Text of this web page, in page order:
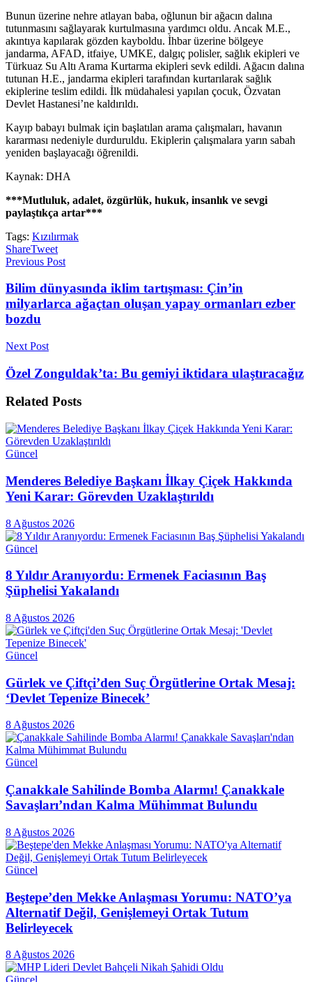
Bunun üzerine nehre atlayan baba, oğlunun bir ağacın dalına
tutunmasını sağlayarak kurtulmasına yardımcı oldu. Ancak M.E.,
akıntıya kapılarak gözden kayboldu. İhbar üzerine bölgeye
jandarma, AFAD, itfaiye, UMKE, dalgıç polisler, sağlık ekipleri ve
Türkuaz Su Altı Arama Kurtarma ekipleri sevk edildi. Ağacın dalına
tutunan H.E., jandarma ekipleri tarafından kurtarılarak sağlık
ekiplerine teslim edildi. İlk müdahalesi yapılan çocuk, Özvatan
Devlet Hastanesi’ne kaldırıldı.
Kayıp babayı bulmak için başlatılan arama çalışmaları, havanın
kararması nedeniyle durduruldu. Ekiplerin çalışmalara yarın sabah
yeniden başlayacağı öğrenildi.
Kaynak: DHA
***Mutluluk, adalet, özgürlük, hukuk, insanlık ve sevgi
paylaştıkça artar***
Tags: Kızılırmak
ShareTweet
Previous Post
Bilim dünyasında iklim tartışması: Çin’in
milyarlarca ağaçtan oluşan yapay ormanları ezber
bozdu
Next Post
Özel Zonguldak’ta: Bu gemiyi iktidara ulaştıracağız
Related Posts
Güncel
Menderes Belediye Başkanı İlkay Çiçek Hakkında
Yeni Karar: Görevden Uzaklaştırıldı
8 Ağustos 2026
Güncel
8 Yıldır Aranıyordu: Ermenek Faciasının Baş
Şüphelisi Yakalandı
8 Ağustos 2026
Güncel
Gürlek ve Çiftçi’den Suç Örgütlerine Ortak Mesaj:
‘Devlet Tepenize Binecek’
8 Ağustos 2026
Güncel
Çanakkale Sahilinde Bomba Alarmı! Çanakkale
Savaşları’ndan Kalma Mühimmat Bulundu
8 Ağustos 2026
Güncel
Beştepe’den Mekke Anlaşması Yorumu: NATO’ya
Alternatif Değil, Genişlemeyi Ortak Tutum
Belirleyecek
8 Ağustos 2026